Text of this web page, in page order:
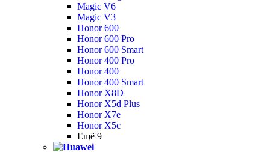
Magic V6
Magic V3
Honor 600
Honor 600 Pro
Honor 600 Smart
Honor 400 Pro
Honor 400
Honor 400 Smart
Honor X8D
Honor X5d Plus
Honor X7e
Honor X5c
Ещё 9